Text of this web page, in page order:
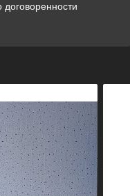
договоренности